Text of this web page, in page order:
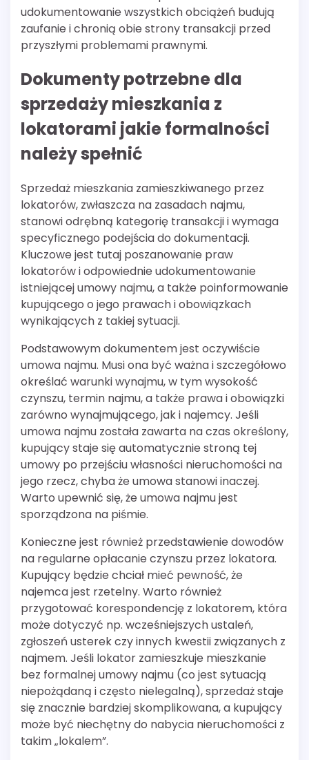
udokumentowanie wszystkich obciążeń budują
zaufanie i chronią obie strony transakcji przed
przyszłymi problemami prawnymi.
Dokumenty potrzebne dla
sprzedaży mieszkania z
lokatorami jakie formalności
należy spełnić
Sprzedaż mieszkania zamieszkiwanego przez
lokatorów, zwłaszcza na zasadach najmu,
stanowi odrębną kategorię transakcji i wymaga
specyficznego podejścia do dokumentacji.
Kluczowe jest tutaj poszanowanie praw
lokatorów i odpowiednie udokumentowanie
istniejącej umowy najmu, a także poinformowanie
kupującego o jego prawach i obowiązkach
wynikających z takiej sytuacji.
Podstawowym dokumentem jest oczywiście
umowa najmu. Musi ona być ważna i szczegółowo
określać warunki wynajmu, w tym wysokość
czynszu, termin najmu, a także prawa i obowiązki
zarówno wynajmującego, jak i najemcy. Jeśli
umowa najmu została zawarta na czas określony,
kupujący staje się automatycznie stroną tej
umowy po przejściu własności nieruchomości na
jego rzecz, chyba że umowa stanowi inaczej.
Warto upewnić się, że umowa najmu jest
sporządzona na piśmie.
Konieczne jest również przedstawienie dowodów
na regularne opłacanie czynszu przez lokatora.
Kupujący będzie chciał mieć pewność, że
najemca jest rzetelny. Warto również
przygotować korespondencję z lokatorem, która
może dotyczyć np. wcześniejszych ustaleń,
zgłoszeń usterek czy innych kwestii związanych z
najmem. Jeśli lokator zamieszkuje mieszkanie
bez formalnej umowy najmu (co jest sytuacją
niepożądaną i często nielegalną), sprzedaż staje
się znacznie bardziej skomplikowana, a kupujący
może być niechętny do nabycia nieruchomości z
takim „lokalem”.